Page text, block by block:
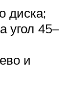
диска;
угол 45–
и